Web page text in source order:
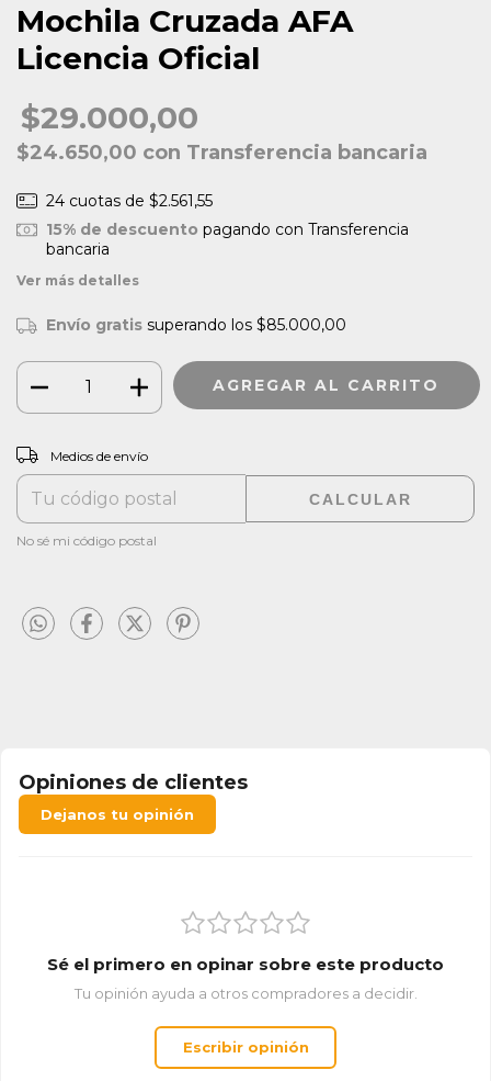
Mochila Cruzada AFA
Licencia Oficial
$29.000,00
$24.650,00 con Transferencia bancaria
24 cuotas de $2.561,55
15% de descuento pagando con Transferencia
bancaria
Ver más detalles
Envío gratis superando los $85.000,00
Entregas para el CP:
Medios de envío
CALCULAR
No sé mi código postal
Opiniones de clientes
Dejanos tu opinión
Sé el primero en opinar sobre este producto
Tu opinión ayuda a otros compradores a decidir.
Escribir opinión